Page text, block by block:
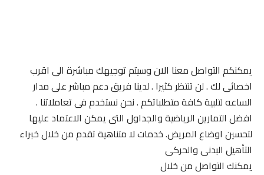
يمكنكم التواصل معنا الان وسيتم توجيهك مباشرة الى اقرب
اخصائى لك . لن تنتظر كثيرا . لدينا فريق دعم مباشر على مدار
الساعه لتلبية كافة متطلباتكم . نحن نستخدم فى تعاملاتنا .
افضل التمارين الرياضية والجداول التى يمكن الاعتماد عليها
لتحسين اوضاع المريض. خدمات لا متناهية تقدم من خلال خبراء
التأهيل البدنى والحركى
يمكنك التواصل من خلال